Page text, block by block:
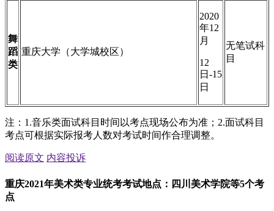
舞
蹈
类
重庆大学（大学城校区）
2020
年12
月
12
日-15
日
无笔试科
目
注：1.音乐类面试科目时间以考点现场公布为准；2.面试科目
考点可根据实际报考人数对考试时间作合理调整。
阅读原文 内容投诉
重庆2021年美术类专业统考考试地点：四川美术学院等5个考
点